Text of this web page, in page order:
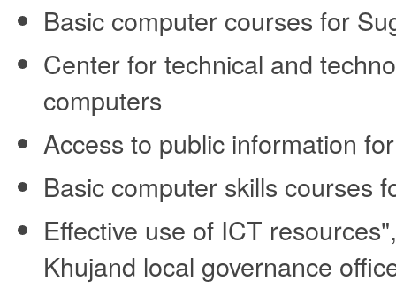
Basic computer courses for
Center for technical and
computers
Access to public information
Basic computer skills courses
Effective use of ICT
Khujand local governance